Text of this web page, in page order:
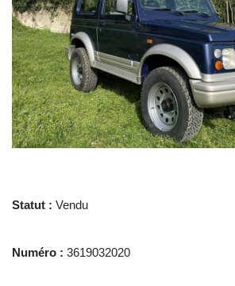
Statut : Vendu
Numéro : 3619032020